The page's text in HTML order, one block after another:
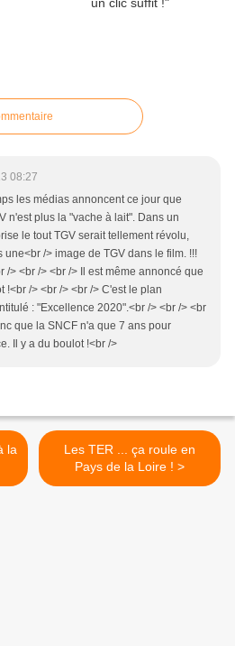
08:27
les médias annoncent ce jour que
n'est plus la "vache à lait". Dans un
le tout TGV serait tellement révolu,
une<br /> image de TGV dans le film. !!!
/> <br /> <br /> Il est même annoncé que
!<br /> <br /> <br /> C'est le plan
: "Excellence 2020".<br /> <br /> <br
que la SNCF n'a que 7 ans pour
Il y a du boulot !<br />
Les TER ... ça roule en
Pays de la Loire ! >